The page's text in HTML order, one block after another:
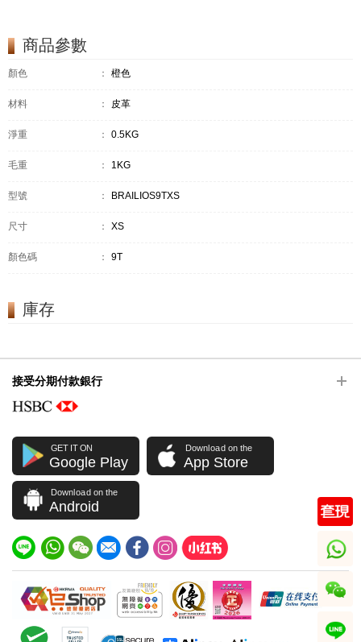
商品參數
顏色 ： 橙色
材料 ： 皮革
淨重 ： 0.5KG
毛重 ： 1KG
型號 ： BRAILIOS9TXS
尺寸 ： XS
顏色碼 ： 9T
庫存
接受分期付款銀行
GET IT ON
Google Play
Download on the
App Store
Download on the
Android
whatsapp